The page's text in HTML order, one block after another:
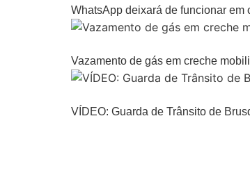
WhatsApp deixará de funcionar
Vazamento de gás em creche
VÍDEO: Guarda de Trânsito de